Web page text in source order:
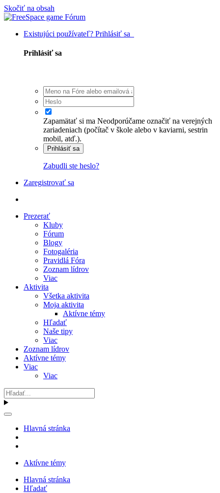
Skočiť na obsah
Existujúci používateľ? Prihlásiť sa
Prihlásiť sa
Zapamätať si ma Neodporúčame označiť na verejných
zariadeniach (počítač v škole alebo v kaviarni, sestrin
mobil, atď.).
Prihlásiť sa
Zabudli ste heslo?
Zaregistrovať sa
Prezerať
Kluby
Fórum
Blogy
Fotogaléria
Pravidlá Fóra
Zoznam lídrov
Viac
Aktivita
Všetka aktivita
Moja aktivita
Aktívne témy
Hľadať
Naše tipy
Viac
Zoznam lídrov
Aktívne témy
Viac
Viac
Hlavná stránka
Aktívne témy
Hlavná stránka
Hľadať